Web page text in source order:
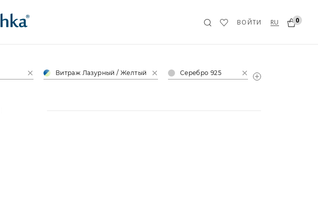
ВОЙТИ RU 0
Витраж Лазурный / Желтый Серебро 925